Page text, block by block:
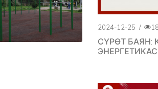
2024-12-25 /
СҮРӨТ БАЯН: